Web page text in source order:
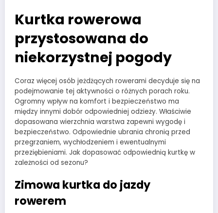
Kurtka rowerowa
przystosowana do
niekorzystnej pogody
Coraz więcej osób jeżdżących rowerami decyduje się na
podejmowanie tej aktywności o różnych porach roku.
Ogromny wpływ na komfort i bezpieczeństwo ma
między innymi dobór odpowiedniej odzieży. Właściwie
dopasowana wierzchnia warstwa zapewni wygodę i
bezpieczeństwo. Odpowiednie ubrania chronią przed
przegrzaniem, wychłodzeniem i ewentualnymi
przeziębieniami. Jak dopasować odpowiednią kurtkę w
zależności od sezonu?
Zimowa kurtka do jazdy
rowerem